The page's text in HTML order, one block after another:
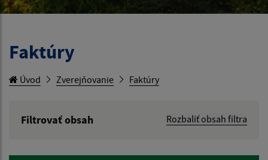
Faktúry
Úvod Zverejňovanie Faktúry
Filtrovať obsah
Rozbaliť obsah filtra